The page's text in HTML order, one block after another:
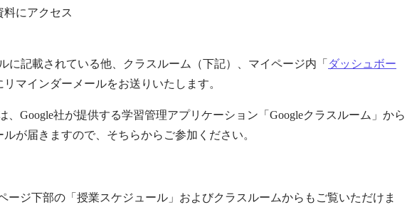
にアクセス
記載されている他、クラスルーム（下記）、マイページ内「 ダッシュボー
マインダーメールをお送りいたします。
Google社が提供する学習管理アプリケーション「Googleクラスルーム」から
が届きますので、そちらからご参加ください。
ージ下部の「授業スケジュール」およびクラスルームからもご覧いただけま